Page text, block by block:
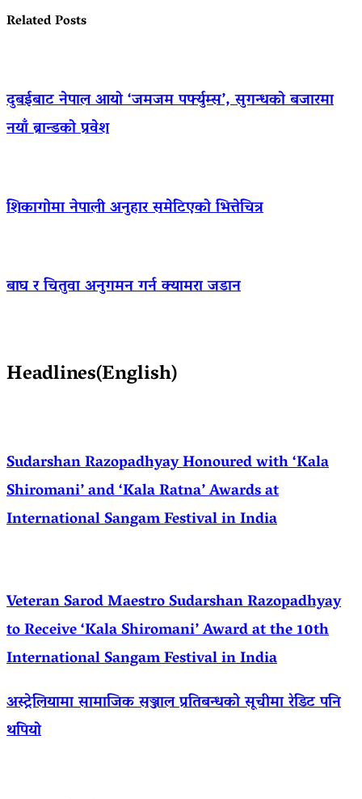
Related Posts
दुबईबाट नेपाल आयो ‘जमजम पर्फ्युम्स’, सुगन्धको बजारमा
नयाँ ब्रान्डको प्रवेश
शिकागोमा नेपाली अनुहार समेटिएको भित्तेचित्र
बाघ र चितुवा अनुगमन गर्न क्यामरा जडान
Headlines(English)
Sudarshan Razopadhyay Honoured with ‘Kala
Shiromani’ and ‘Kala Ratna’ Awards at
International Sangam Festival in India
Veteran Sarod Maestro Sudarshan Razopadhyay
to Receive ‘Kala Shiromani’ Award at the 10th
International Sangam Festival in India
अस्ट्रेलियामा सामाजिक सञ्जाल प्रतिबन्धको सूचीमा रेडिट पनि
थपियो